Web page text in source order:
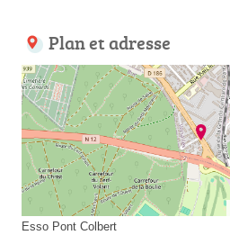
Plan et adresse
Esso Pont Colbert